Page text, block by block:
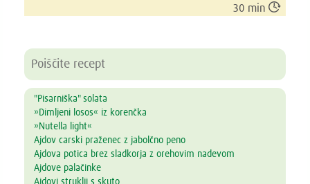
30 min 
"Pisarniška" solata
»Dimljeni losos« iz korenčka
»Nutella light«
Ajdov carski praženec z jabolčno peno
Ajdova potica brez sladkorja z orehovim nadevom
Ajdove palačinke
Ajdovi struklji s skuto